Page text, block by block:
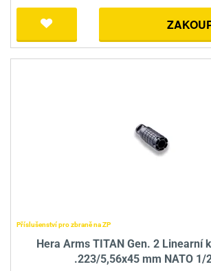
Příslušenství pro zbraně na ZP
Hera Arms TITAN Gen. 2 Linearní
.223/5,56x45 mm NATO 1/